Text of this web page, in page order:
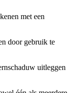
met een
door gebruik te
uitleggen